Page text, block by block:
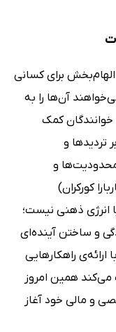
برای کسانی
آن‌ها را به
خوانندگان کمک
تردیدها و
محدودیت‌ها و
کورکران)
انرژی ذهنی نیست؛
و ساختن آینده‌ای
راهکارهایی
می‌کند همین امروز
و مالی خود آغاز